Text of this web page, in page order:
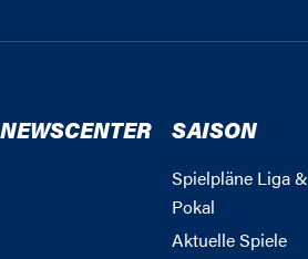
NEWSCENTER SAISON
Spielpläne Liga &
Pokal
Aktuelle Spiele